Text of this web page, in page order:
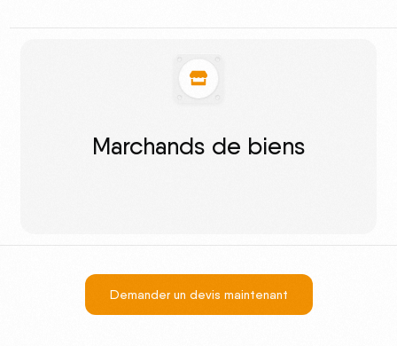
Marchands de biens
Demander un devis maintenant